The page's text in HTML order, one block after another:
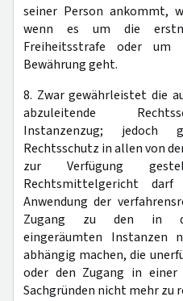
seiner Person ankommt,
wenn es um die
Freiheitsstrafe oder um
Bewährung geht.
8. Zwar gewährleistet die
abzuleitende
Instanzenzug; jedoch
Rechtsschutz in allen von
zur Verfügung
Rechtsmittelgericht
Anwendung der
Zugang zu den in
eingeräumten Instanzen
abhängig machen, die
oder den Zugang in einer
Sachgründen nicht mehr zu